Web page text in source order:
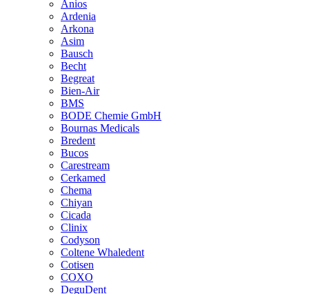
Anios
Ardenia
Arkona
Asim
Bausch
Becht
Begreat
Bien-Air
BMS
BODE Chemie GmbH
Bournas Medicals
Bredent
Bucos
Carestream
Cerkamed
Chema
Chiyan
Cicada
Clinix
Codyson
Coltene Whaledent
Cotisen
COXO
DeguDent